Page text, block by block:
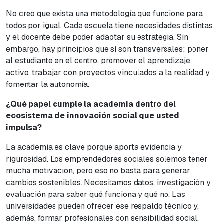
No creo que exista una metodología que funcione para
todos por igual. Cada escuela tiene necesidades distintas
y el docente debe poder adaptar su estrategia. Sin
embargo, hay principios que sí son transversales: poner
al estudiante en el centro, promover el aprendizaje
activo, trabajar con proyectos vinculados a la realidad y
fomentar la autonomía.
¿Qué papel cumple la academia dentro del
ecosistema de innovación social que usted
impulsa?
La academia es clave porque aporta evidencia y
rigurosidad. Los emprendedores sociales solemos tener
mucha motivación, pero eso no basta para generar
cambios sostenibles. Necesitamos datos, investigación y
evaluación para saber qué funciona y qué no. Las
universidades pueden ofrecer ese respaldo técnico y,
además, formar profesionales con sensibilidad social.